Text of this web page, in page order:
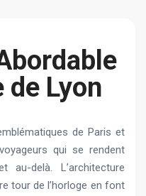
de Lyon
de Paris et
qui se rendent
delà. L’architecture
tour de l’horloge en font